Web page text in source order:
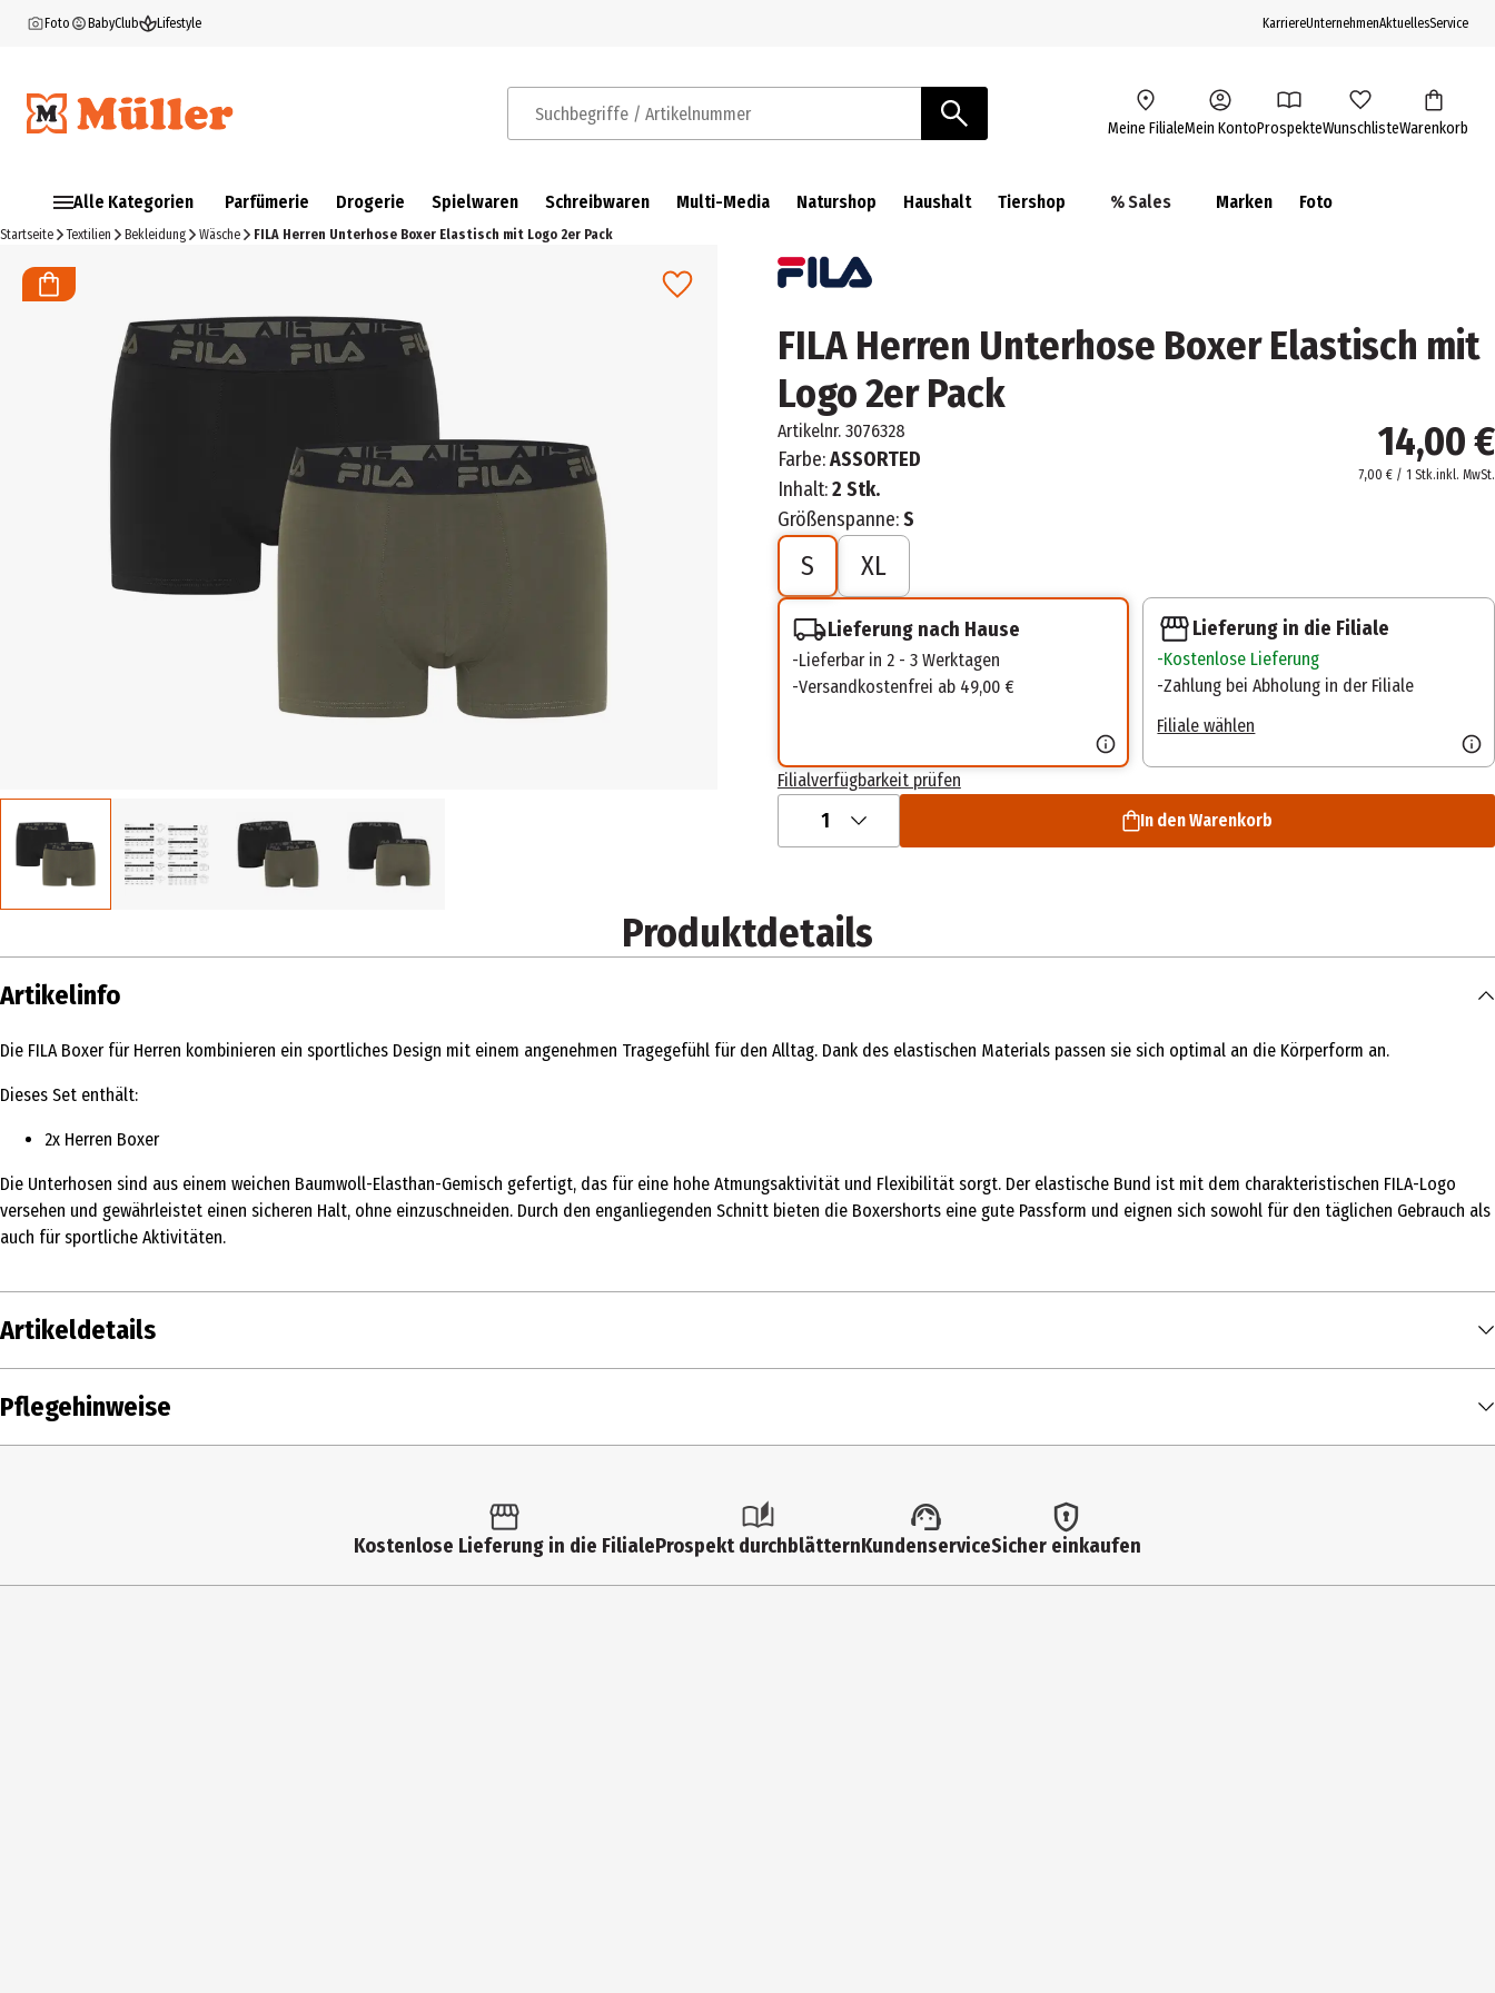
Foto BabyClub Lifestyle KarriereUnternehmenAktuellesService
Suchbegriffe / Artikelnummer Meine FilialeMein KontoProspekteWunschlisteWarenkorb
Alle Kategorien Parfümerie Drogerie Spielwaren Schreibwaren Multi-Media Naturshop Haushalt Tiershop % Sales Marken Foto
Startseite Textilien Bekleidung Wäsche FILA Herren Unterhose Boxer Elastisch mit Logo 2er Pack
FILA Herren Unterhose Boxer Elastisch mit
Logo 2er Pack
Artikelnr. 3076328
Farbe:ASSORTED
Inhalt:2 Stk.
Größenspanne:S
S XL
14,00 €
7,00 € / 1 Stk.inkl. MwSt.
Lieferung nach Hause
Lieferbar in 2 - 3 Werktagen
Versandkostenfrei ab 49,00 €
Lieferung in die Filiale
Kostenlose Lieferung
Zahlung bei Abholung in der Filiale
Filiale wählen
Filialverfügbarkeit prüfen
1 In den Warenkorb
Produktdetails
Artikelinfo
Die FILA Boxer für Herren kombinieren ein sportliches Design mit einem angenehmen Tragegefühl für den Alltag. Dank des elastischen Materials passen sie sich optimal an die Körperform an.
Dieses Set enthält:
2x Herren Boxer
Die Unterhosen sind aus einem weichen Baumwoll-Elasthan-Gemisch gefertigt, das für eine hohe Atmungsaktivität und Flexibilität sorgt. Der elastische Bund ist mit dem charakteristischen FILA-Logo
versehen und gewährleistet einen sicheren Halt, ohne einzuschneiden. Durch den enganliegenden Schnitt bieten die Boxershorts eine gute Passform und eignen sich sowohl für den täglichen Gebrauch als
auch für sportliche Aktivitäten.
Artikeldetails
Inhalt
Produkttyp Boxershorts
Weiß/Farbig: 95% Baumwolle, 5% Elasthan
Pflegehinweise
Kostenlose Lieferung in die FilialeProspekt durchblätternKundenserviceSicher einkaufen